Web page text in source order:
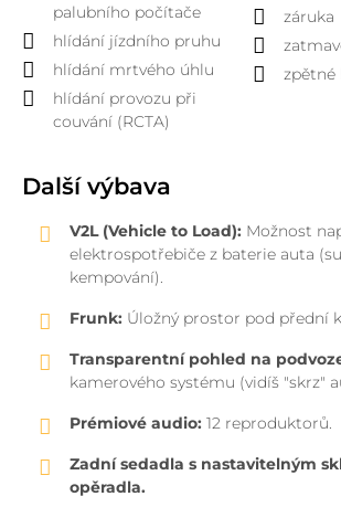
palubního počítače
hlídání jízdního pruhu
hlídání mrtvého úhlu
hlídání provozu při
couvání (RCTA)
záruka
zpětné
Další výbava
V2L (Vehicle to Load): Možnost
elektrospotřebiče z baterie auta
kempování).
Frunk: Úložný prostor pod přední
Transparentní pohled na
kamerového systému (vidíš "skrz"
Prémiové audio: 12 reproduktorů.
Zadní sedadla s nastavitelným
opěradla.